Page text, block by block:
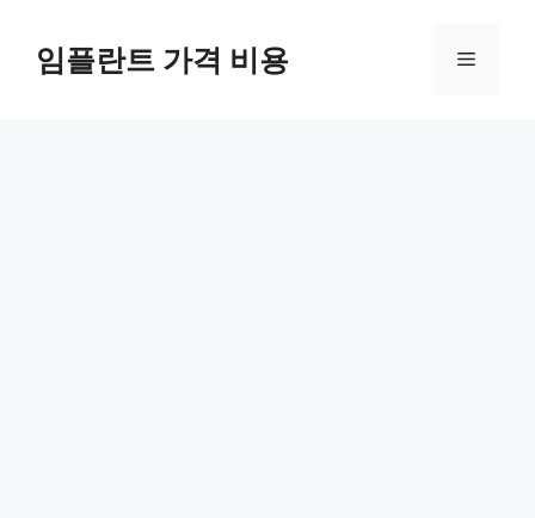
content임플란트 가격 비용 Menu